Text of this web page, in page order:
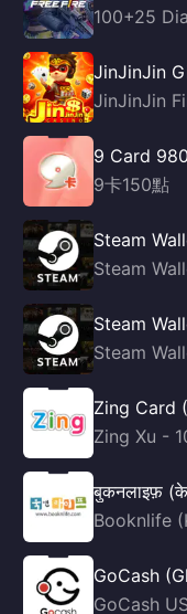
100+25
JinJinJin
JinJinJin
9 Card
9卡150點
Steam
Steam
Steam
Steam
Zing Card
Zing Xu -
बुकनलाइफ़
Booknlife
GoCash
GoCash